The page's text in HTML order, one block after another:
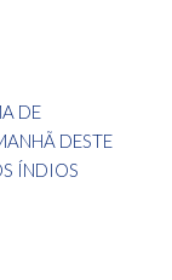
DE
DESTE
ÍNDIOS